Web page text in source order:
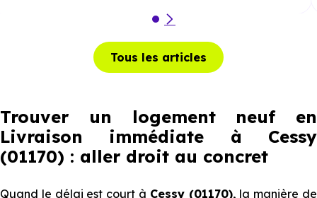
Tous les articles
Trouver un logement neuf en
Livraison immédiate à Cessy
(01170) : aller droit au concret
Quand le délai est court à Cessy (01170), la manière de